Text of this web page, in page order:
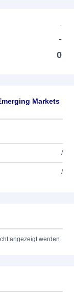
-
-
0
Markets
/
/
angezeigt werden.